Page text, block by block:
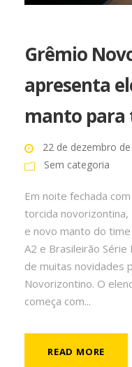
Grêmio
apresenta
manto para
22 de dezembro
Sem categoria
Em noite fechada
torcida
e novo manto do
A2 e Brasileirão
de muitas novidades
Novorizontino. O
começa com...
READ MORE